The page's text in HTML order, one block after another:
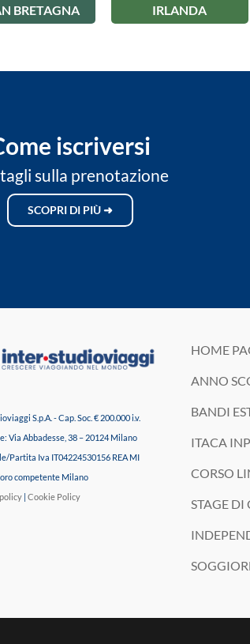
BRETAGNA IRLANDA
iscriversi
sulla prenotazione
SCOPRI DI PIÙ ➜
S.p.A. - Cap. Soc. € 200.000 i.v.
Via Abbadesse, 38 – 20124 Milano
Partita Iva IT04224530156 REA MI
competente Milano
| Cookie Policy
HOME
ANNO
BANDI
ITACA
CORSO
STAGE DI